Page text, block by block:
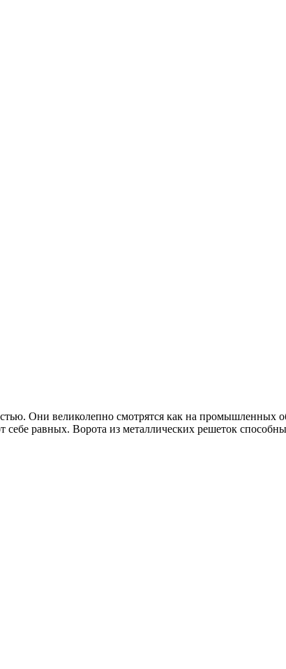
Они великолепно смотрятся как на промышленных
равных. Ворота из металлических решеток